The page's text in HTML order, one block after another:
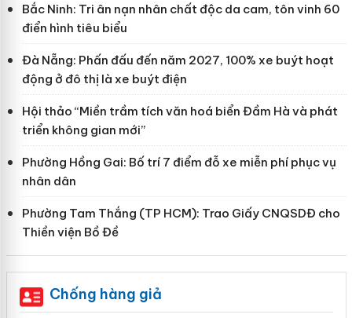
Bắc Ninh: Tri ân nạn nhân chất độc da cam, tôn vinh 60
điển hình tiêu biểu
Đà Nẵng: Phấn đấu đến năm 2027, 100% xe buýt hoạt
động ở đô thị là xe buýt điện
Hội thảo “Miền trầm tích văn hoá biển Đầm Hà và phát
triển không gian mới”
Phường Hồng Gai: Bố trí 7 điểm đỗ xe miễn phí phục vụ
nhân dân
Phường Tam Thắng (TP HCM): Trao Giấy CNQSDĐ cho
Thiền viện Bồ Đề
Chống hàng giả